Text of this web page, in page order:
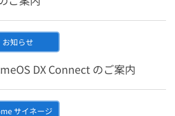
お知らせ
DX Connect のご案内
サイネージ